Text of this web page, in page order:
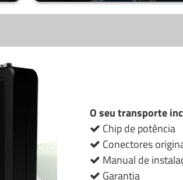
O seu transporte
Chip de potência
Conectores
Manual de
Garantia